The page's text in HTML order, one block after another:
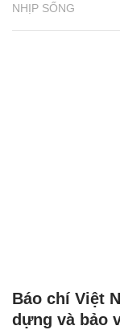
NHỊP SỐNG
Báo chí Việt
dựng và bảo